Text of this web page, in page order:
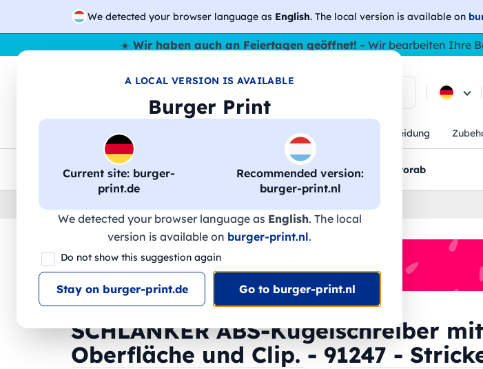
We detected your browser language as English. The local version is available on
A LOCAL VERSION IS AVAILABLE
Burger Print
Current site: burger-
print.de
Recommended version:
burger-print.nl
We detected your browser language as English. The local
version is available on burger-print.nl.
Do not show this suggestion again
Stay on burger-print.de Go to burger-print.nl
☀️ Wir haben auch an Feiertagen geöffnet! – Wir bearbeiten Ihre
Kind Arbeitskleidung
EU-weite Lieferung MengenrabattKundensupport Grafikentwürfe vorab
🔥 -30 % DTF-Druck
SCHLANKER ABS-Kugelschreiber
Oberfläche und Clip. - 91247 -